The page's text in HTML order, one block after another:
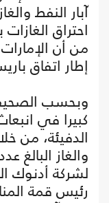
آبار النفط
احتراق
من أن
إطار اتفاق
وبحسب
كبيرا في
الدفيئة، من
لشركة أدنوك
رئيس قمة